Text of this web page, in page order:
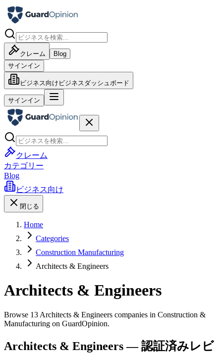
クレーム
Blog
サインイン
ビジネス向け ビジネスダッシュボード
サインイン
クレーム
カテゴリー
Blog
ビジネス向け
閉じる
Home
Categories
Construction Manufacturing
Architects & Engineers
Architects & Engineers
Browse 13 Architects & Engineers companies in Construction &
Manufacturing on GuardOpinion.
Architects & Engineers — 認証済みレビ